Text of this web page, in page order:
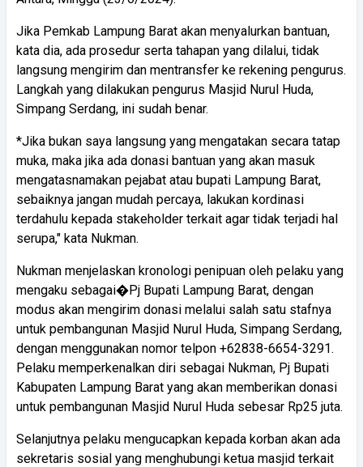
Jika Pemkab Lampung Barat akan menyalurkan bantuan,
kata dia, ada prosedur serta tahapan yang dilalui, tidak
langsung mengirim dan mentransfer ke rekening pengurus.
Langkah yang dilakukan pengurus Masjid Nurul Huda,
Simpang Serdang, ini sudah benar.
*Jika bukan saya langsung yang mengatakan secara tatap
muka, maka jika ada donasi bantuan yang akan masuk
mengatasnamakan pejabat atau bupati Lampung Barat,
sebaiknya jangan mudah percaya, lakukan kordinasi
terdahulu kepada stakeholder terkait agar tidak terjadi hal
serupa," kata Nukman.
Nukman menjelaskan kronologi penipuan oleh pelaku yang
mengaku sebagai�Pj Bupati Lampung Barat, dengan
modus akan mengirim donasi melalui salah satu stafnya
untuk pembangunan Masjid Nurul Huda, Simpang Serdang,
dengan menggunakan nomor telpon +62838-6654-3291.
Pelaku memperkenalkan diri sebagai Nukman, Pj Bupati
Kabupaten Lampung Barat yang akan memberikan donasi
untuk pembangunan Masjid Nurul Huda sebesar Rp25 juta.
Selanjutnya pelaku mengucapkan kepada korban akan ada
sekretaris sosial yang menghubungi ketua masjid terkait